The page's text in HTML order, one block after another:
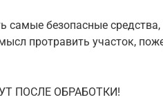
самые безопасные средства,
протравить участок,
ПОСЛЕ ОБРАБОТКИ!